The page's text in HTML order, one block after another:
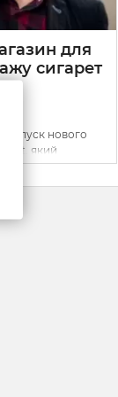
для
сигарет
запуск нового
який
купівлі
лише з одного
вибір